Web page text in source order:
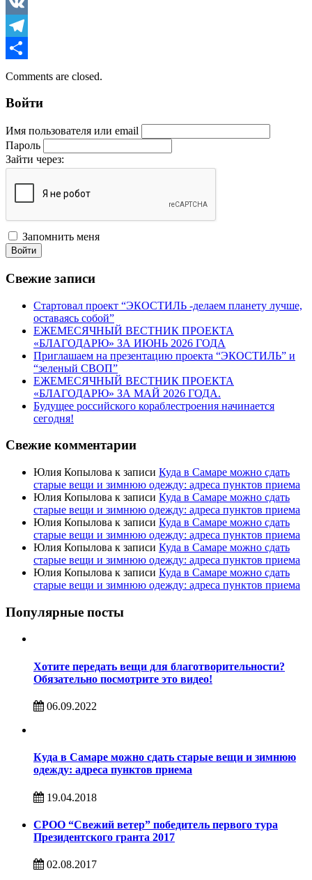
Viber
VK
Telegram
Отправить
Comments are closed.
Войти
Имя пользователя или email
Пароль
Зайти через:
Запомнить меня
Войти
Свежие записи
Стартовал проект “ЭКОСТИЛЬ -делаем планету лучше,
оставаясь собой”
ЕЖЕМЕСЯЧНЫЙ ВЕСТНИК ПРОЕКТА
«БЛАГОДАРЮ» ЗА ИЮНЬ 2026 ГОДА
Приглашаем на презентацию проекта “ЭКОСТИЛЬ” и
“зеленый СВОП”
ЕЖЕМЕСЯЧНЫЙ ВЕСТНИК ПРОЕКТА
«БЛАГОДАРЮ» ЗА МАЙ 2026 ГОДА.
Будущее российского кораблестроения начинается
сегодня!
Свежие комментарии
Юлия Копылова к записи Куда в Самаре можно сдать
старые вещи и зимнюю одежду: адреса пунктов приема
Юлия Копылова к записи Куда в Самаре можно сдать
старые вещи и зимнюю одежду: адреса пунктов приема
Юлия Копылова к записи Куда в Самаре можно сдать
старые вещи и зимнюю одежду: адреса пунктов приема
Юлия Копылова к записи Куда в Самаре можно сдать
старые вещи и зимнюю одежду: адреса пунктов приема
Юлия Копылова к записи Куда в Самаре можно сдать
старые вещи и зимнюю одежду: адреса пунктов приема
Популярные посты
Хотите передать вещи для благотворительности?
Обязательно посмотрите это видео!
06.09.2022
Куда в Самаре можно сдать старые вещи и зимнюю
одежду: адреса пунктов приема
19.04.2018
СРОО “Свежий ветер” победитель первого тура
Президентского гранта 2017
02.08.2017